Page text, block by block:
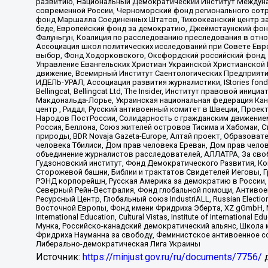
современной России, Черноморский фонд регионального
фонд Маршалла Соединенных Штатов, Тихоокеанский центр
беде, Европейский фонд за демократию, Джеймстаунский
Фалуньгун, Коалиция по расследованию преследования в
Ассоциация школ политических исследований при Совете
выбор, Фонд Ходорковского, Оксфордский российский
Управление Евангельских Христиан Украинской
движение, Всемирный Институт Саентологических
ИДЕЛЬ-УРАЛ, Ассоциация развития журналистики, IStories
Bellingcat, Bellingcat Ltd, The Insider, Институт правовой
Макдональда-Лорье, Украинская национальная федерация
центр , Риддл, Русский антивоенный комитет в Швеции,
Народов ПостРоссии, Солидарность с гражданским
Россия, Беллона, Союз жителей островов Тисима и Хабомаи,
природы, BDR Novaja Gazeta-Europe, Алтай проект,
человека Тбилиси, Дом прав человека Ереван, Дом прав
объединение журналистов расследователей, АЛЛАТРА, За
Гудзоновский институт, Фонд Демократического Развития,
Сторожевой башни, Библии и трактатов Свидетелей Иеговы,
РЭНД корпорейшн, Русская Америка за демократию в
Северный Рейн-Вестфалия, Фонд глобальной помощи,
Ресурсный Центр, Глобальный союз IndustriALL, Russian
Восточной Европы, Фонд имени Фридриха Эберта, XZ
International Education, Cultural Vistas, Institute of International
Мунка, Российско-канадский демократический альянс,
Фридриха Науманна за свободу, Феминистское антивоенное
Либерально-демократическая Лига Украины
Источник: https://minjust.gov.ru/ru/documents/7756/